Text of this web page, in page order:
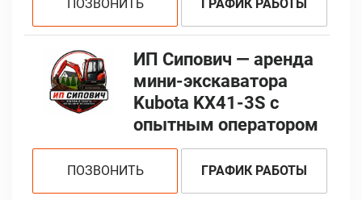
ПОЗВОНИТЬ ГРАФИК РАБОТЫ
ИП Сипович — аренда
мини-экскаватора
Kubota KX41-3S с
опытным оператором
ПОЗВОНИТЬ ГРАФИК РАБОТЫ